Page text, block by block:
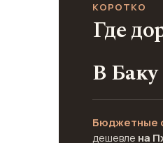
КОРОТКО
Где
В
Бюджетные
дешевле на